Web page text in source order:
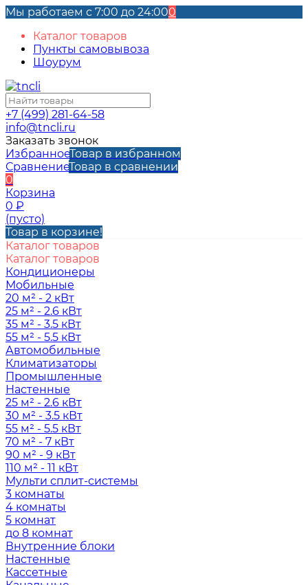
Мы работаем с 7:00 до 24:000
Каталог товаров
Пункты самовывоза
Шоурум
+7 (499) 281-64-58
info@tncli.ru
Заказать звонок
ИзбранноеТовар в избранном
СравнениеТовар в сравнении
0
Корзина
0 ₽
(пусто)
Товар в корзине!
Каталог товаров
Каталог товаров
Кондиционеры
Мобильные
20 м² - 2 кВт
25 м² - 2.6 кВт
35 м² - 3.5 кВт
55 м² - 5.5 кВт
Автомобильные
Климатизаторы
Промышленные
Настенные
25 м² - 2.6 кВт
30 м² - 3.5 кВт
55 м² - 5.5 кВт
70 м² - 7 кВт
90 м² - 9 кВт
110 м² - 11 кВт
Мульти сплит-системы
3 комнаты
4 комнаты
5 комнат
до 8 комнат
Внутренние блоки
Настенные
Кассетные